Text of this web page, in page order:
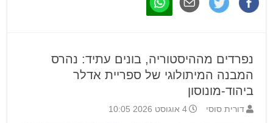
נפרדים מההיסטוריה, בונים עתיד: נהרס
המבנה המיתולוגי של ספריית אדלר
ביהוד-מונוסון
דורית סוסי 4 אוגוסט 2026 10:05